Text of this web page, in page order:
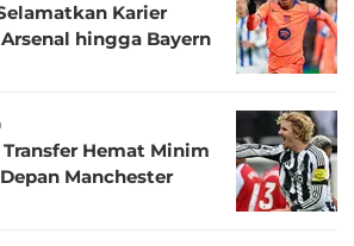
Karier
hingga Bayern
Hemat Minim
Manchester